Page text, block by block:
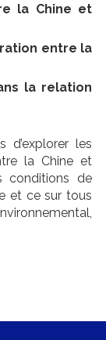
la Chine et
entre la
la relation
d’explorer les
la Chine et
conditions de
et ce sur tous